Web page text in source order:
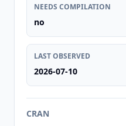
NEEDS COMPILATION
no
LAST OBSERVED
2026-07-10
CRAN